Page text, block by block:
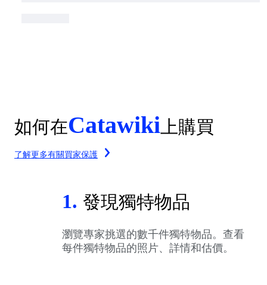
如何在Catawiki 上購買
了解更多有關買家保護
1. 發現獨特物品
瀏覽專家挑選的數千件獨特物品。查看
每件獨特物品的照片、詳情和估價。